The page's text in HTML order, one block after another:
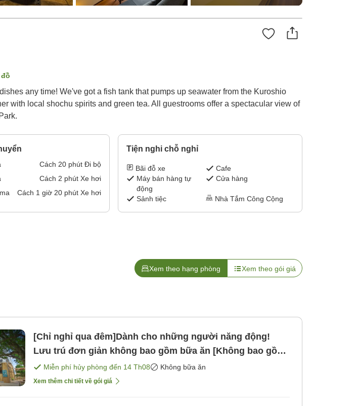
any time! We've got a fish tank that pumps up seawater from the Kuroshio
with local shochu spirits and green tea. All guestrooms offer a spectacular view of
Cách 20phút Đi bộ
Cách 2 phút Xe hơi
Cách 1 giờ 20phút Xe hơi
Tiện nghi chỗ nghỉ
Bãi đỗ xe
Cafe
Máy bán hàng tự
động
Cửa hàng
Sảnh tiệc Nhà Tắm Công Cộng
Xem theo hạng phòng Xem theo gói giá
[Chỉ nghỉ qua đêm]Dành cho những người năng động!
Lưu trú đơn giản không bao gồm bữa ăn [Không bao gồm
bữa ăn]
Miễn phí hủy phòng đến 14 Th08 Không bữa ăn
Xem thêm chi tiết về gói giá